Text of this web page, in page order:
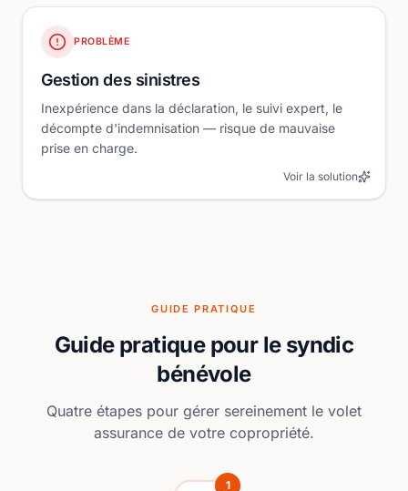
PROBLÈME
Gestion des sinistres
Inexpérience dans la déclaration, le suivi expert, le
décompte d'indemnisation — risque de mauvaise
prise en charge.
Voir la solution
GUIDE PRATIQUE
Guide pratique pour le syndic
bénévole
Quatre étapes pour gérer sereinement le volet
assurance de votre copropriété.
1